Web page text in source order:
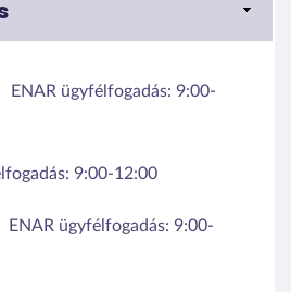
ENAR ügyfélfogadás: 9:00-
9:00-12:00
ENAR ügyfélfogadás: 9:00-